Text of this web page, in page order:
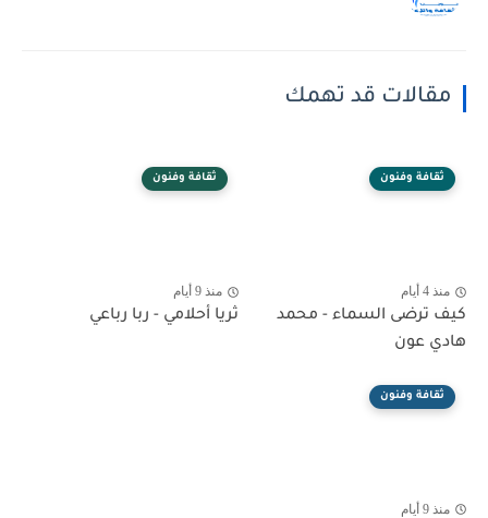
مقالات قد تهمك
ثقافة وفنون
منذ 4 أيام
كيف ترضى السماء - محمد
هادي عون
ثقافة وفنون
منذ 9 أيام
ثريا أحلامي - ربا رباعي
ثقافة وفنون
منذ 9 أيام